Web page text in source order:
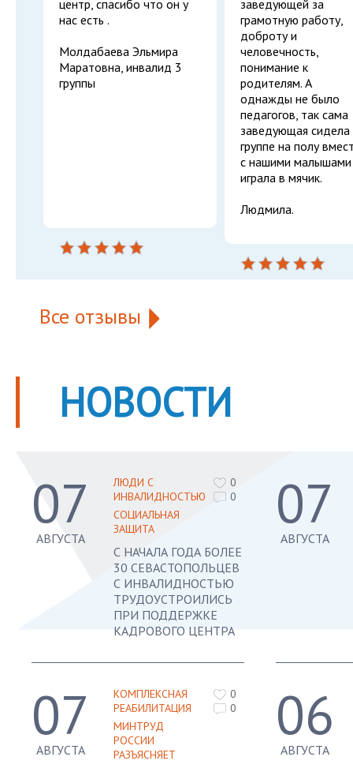
центр, спасибо что он у
нас есть .
Молдабаева Эльмира
Маратовна, инвалид 3
группы
заведующей за
грамотную работу,
доброту и
человечность,
понимание к
родителям. А
однажды не было
педагогов, так сама
заведующая сидела
группе на полу
с нашими
играла в мячик.
Людмила.
Все отзывы
НОВОСТИ
07
АВГУСТА
ЛЮДИ С
ИНВАЛИДНОСТЬЮ
СОЦИАЛЬНАЯ
ЗАЩИТА
0
0
С НАЧАЛА ГОДА БОЛЕЕ
30 СЕВАСТОПОЛЬЦЕВ
С ИНВАЛИДНОСТЬЮ
ТРУДОУСТРОИЛИСЬ
ПРИ ПОДДЕРЖКЕ
КАДРОВОГО ЦЕНТРА
07
АВГУСТА
КОМПЛЕКСНАЯ
РЕАБИЛИТАЦИЯ
МИНТРУД
РОССИИ
РАЗЪЯСНЯЕТ
0
0
07
АВГУСТА
06
АВГУСТА